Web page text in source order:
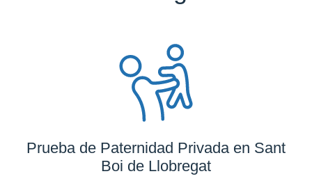
Prueba de Paternidad Privada en Sant
Boi de Llobregat